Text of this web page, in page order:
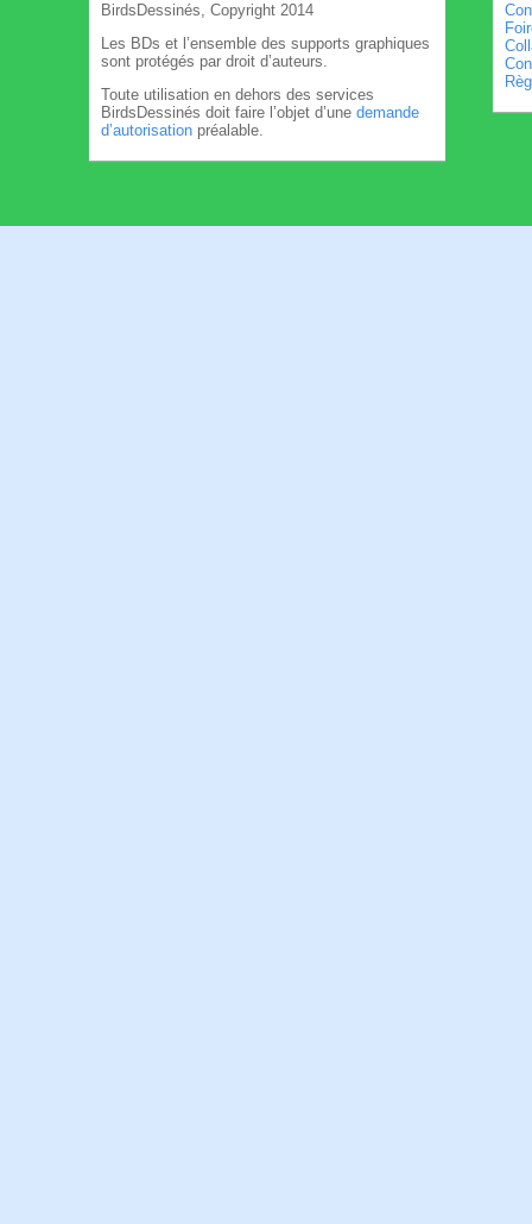
BirdsDessinés, Copyright 2014
Les BDs et l’ensemble des supports graphiques
sont protégés par droit d’auteurs.
Toute utilisation en dehors des services
BirdsDessinés doit faire l’objet d’une demande
d’autorisation préalable.